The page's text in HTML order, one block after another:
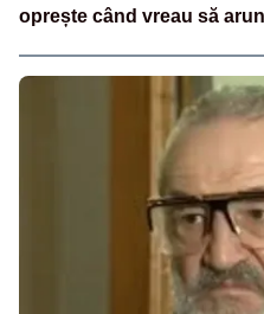
oprește când vreau să